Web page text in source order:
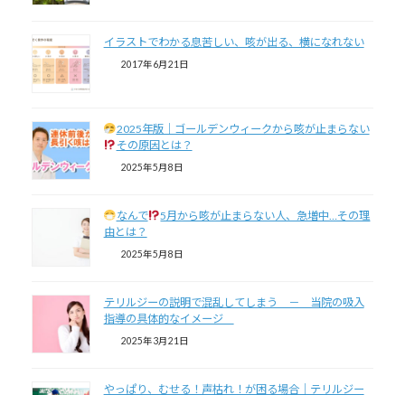
イラストでわかる息苦しい、咳が出る、横になれない
2017年6月21日
2025年版｜ゴールデンウィークから咳が止まらない
その原因とは？
2025年5月8日
なんで
5月から咳が止まらない人、急増中…その理
由とは？
2025年5月8日
テリルジーの説明で混乱してしまう － 当院の吸入
指導の具体的なイメージ
2025年3月21日
やっぱり、むせる！声枯れ！が困る場合｜テリルジー